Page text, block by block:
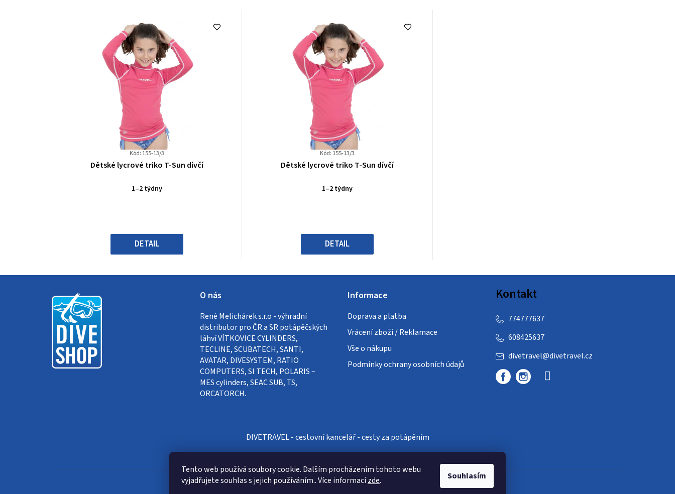
Tento web používá soubory cookie. Dalším procházením tohoto webu
vyjadřujete souhlas s jejich používáním.. Více informacízde. Souhlasím
Kód: 155-13/3
Průměrné
produktu
5
hvězdiček.
Dětské lycrové triko T-Sun dívčí
1–2 týdny
DETAIL
Kód: 155-13/3
Průměrné
produktu
5
hvězdiček.
Dětské lycrové triko T-Sun dívčí
1–2 týdny
DETAIL
O nás
René Melichárek s.r.o - výhradní
distributor pro ČR a SR potápěčských
láhví VÍTKOVICE CYLINDERS,
TECLINE, SCUBATECH, SANTI,
AVATAR, DIVESYSTEM, RATIO
COMPUTERS, SI TECH, POLARIS –
MES cylinders, SEAC SUB, TS,
ORCATORCH.
Informace
Doprava a platba
Vrácení zboží / Reklamace
Vše o nákupu
Podmínky ochrany osobních údajů
Kontakt
divetravel@divetravel.cz
608425637
774777637
DIVETRAVEL - cestovní kancelář - cesty za potápěním